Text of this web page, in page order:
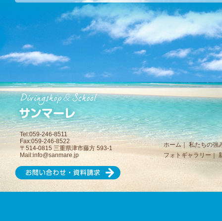
Tel:059-246-8511
Fax:059-246-8522
〒514-0815 三重県津市藤方 593-1
Mail:info@sanmare.jp
ホーム
私たちの強
フォトギャラリー｜